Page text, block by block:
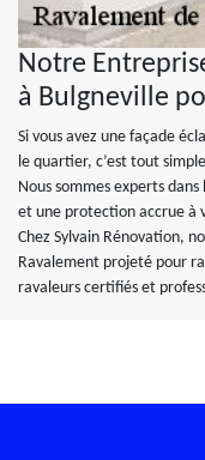
Notre
à Bulgneville
Si vous avez une façade
le quartier, c’est tout
Nous sommes experts
et une protection accrue à
Chez Sylvain Rénovation,
Ravalement projeté pour
ravaleurs certifiés et